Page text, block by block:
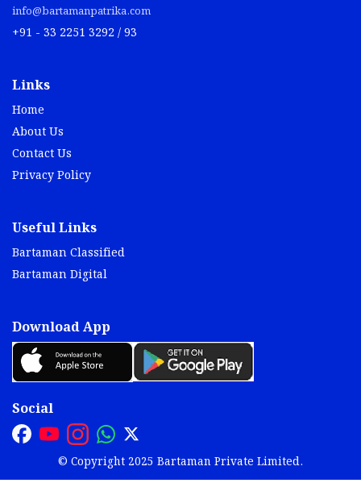
info@bartamanpatrika.com
+91 - 33 2251 3292 / 93
Links
Home
About Us
Contact Us
Privacy Policy
Useful Links
Bartaman Classified
Bartaman Digital
Download App
Social
© Copyright 2025 Bartaman Private Limited.